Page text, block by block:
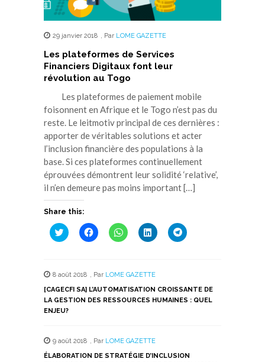
29 janvier 2018 , Par LOME GAZETTE
Les plateformes de Services
Financiers Digitaux font leur
révolution au Togo
Les plateformes de paiement mobile
foisonnent en Afrique et le Togo n’est pas du
reste. Le leitmotiv principal de ces dernières :
apporter de véritables solutions et acter
l’inclusion financière des populations à la
base. Si ces plateformes continuellement
éprouvées démontrent leur solidité ‘relative’,
il n’en demeure pas moins important […]
Share this:
Cliquez
pour
une
nouvelle
fenêtre)
Cliquez
pour
une
nouvelle
fenêtre)
Cliquez
pour
une
nouvelle
fenêtre)
Cliquez
pour
une
nouvelle
fenêtre)
Cliquez
pour
nouvelle
fenêtre)
8 août 2018 , Par LOME GAZETTE
[CAGECFI SA] L’AUTOMATISATION CROISSANTE DE
LA GESTION DES RESSOURCES HUMAINES : QUEL
ENJEU?
9 août 2018 , Par LOME GAZETTE
ÉLABORATION DE STRATÉGIE D’INCLUSION